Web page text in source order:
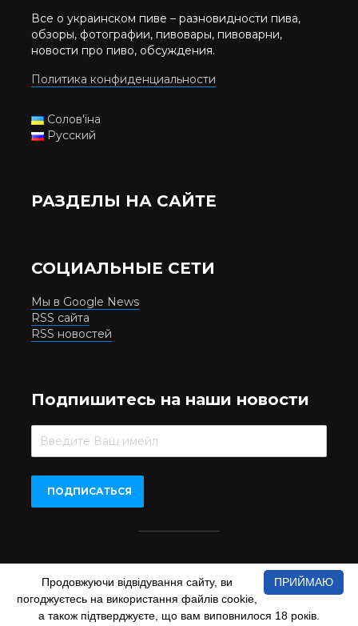
Все о украинском пиве – разновидности пива,
обзоры, фотографии, пивовары, пивоварни,
новости про пиво, обсуждения.
Политика конфиденциальности
Солов'їна
Русский
РАЗДЕЛЫ НА САЙТЕ
СОЦИАЛЬНЫЕ СЕТИ
Мы в Google News
RSS сайта
RSS новостей
Подпишитесь на наши новости
Beer.UA © 2016-2022
При копіюванні матеріалів з сайту обов'язкове пряме
відкрите для пошукових систем гіперпосилання на сайт
www.beer.ua
ПРИЙМАЮ
Продовжуючи відвідування сайту, ви
погоджуєтесь на використання файлів cookie,
а також підтверджуєте, що вам виповнилося 18 років.